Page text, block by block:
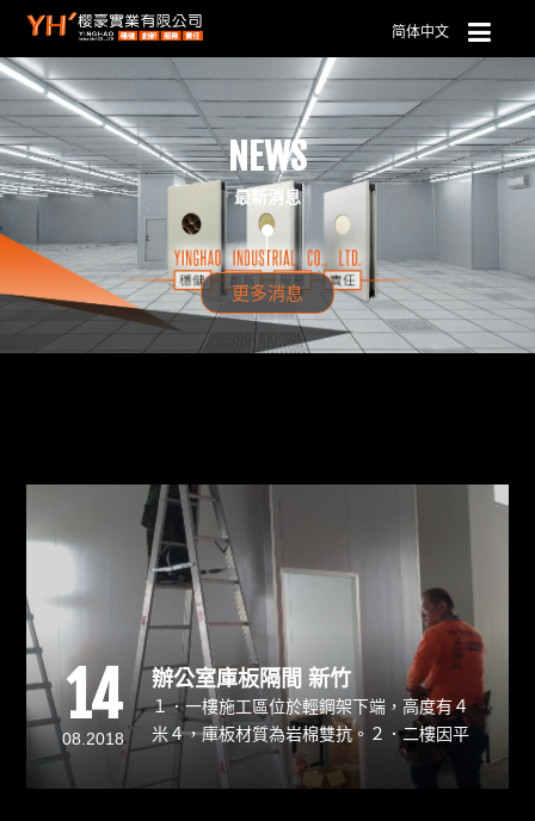
简体中文
NEWS
最新消息
更多消息
14
08.2018
辦公室庫板隔間 新竹
１．一樓施工區位於輕鋼架下端，高度有４
米４，庫板材質為岩棉雙抗。２．二樓因平
台太小入料不易，輕鋼架上方多風管線需先
拆除。庫板隔間 新竹優勢 / 擁有防火耐燃的